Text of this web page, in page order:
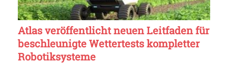
Atlas veröffentlicht neuen Leitfaden für
beschleunigte Wettertests kompletter
Robotiksysteme